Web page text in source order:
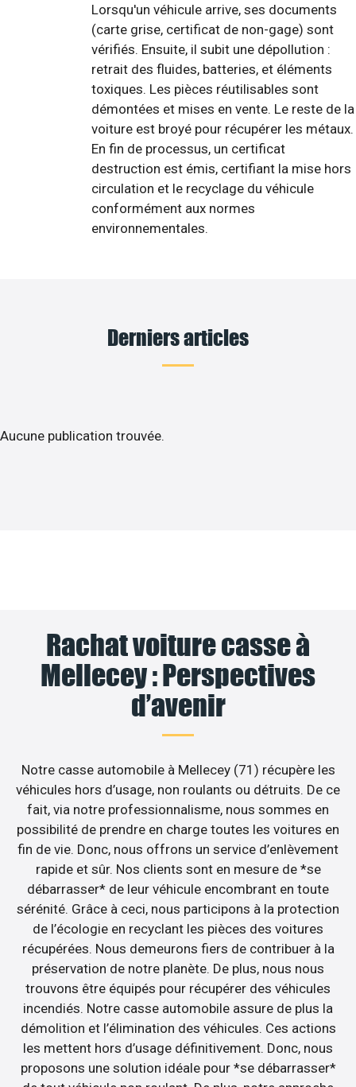
Lorsqu'un véhicule arrive, ses documents
(carte grise, certificat de non-gage) sont
vérifiés. Ensuite, il subit une dépollution :
retrait des fluides, batteries, et éléments
toxiques. Les pièces réutilisables sont
démontées et mises en vente. Le reste de la
voiture est broyé pour récupérer les métaux.
En fin de processus, un certificat
destruction est émis, certifiant la mise hors
circulation et le recyclage du véhicule
conformément aux normes
environnementales.
Derniers articles
Aucune publication trouvée.
Rachat voiture casse à
Mellecey : Perspectives
d’avenir
Notre casse automobile à Mellecey (71) récupère les
véhicules hors d’usage, non roulants ou détruits. De ce
fait, via notre professionnalisme, nous sommes en
possibilité de prendre en charge toutes les voitures en
fin de vie. Donc, nous offrons un service d’enlèvement
rapide et sûr. Nos clients sont en mesure de *se
débarrasser* de leur véhicule encombrant en toute
sérénité. Grâce à ceci, nous participons à la protection
de l’écologie en recyclant les pièces des voitures
récupérées. Nous demeurons fiers de contribuer à la
préservation de notre planète. De plus, nous nous
trouvons être équipés pour récupérer des véhicules
incendiés. Notre casse automobile assure de plus la
démolition et l’élimination des véhicules. Ces actions
les mettent hors d’usage définitivement. Donc, nous
proposons une solution idéale pour *se débarrasser*